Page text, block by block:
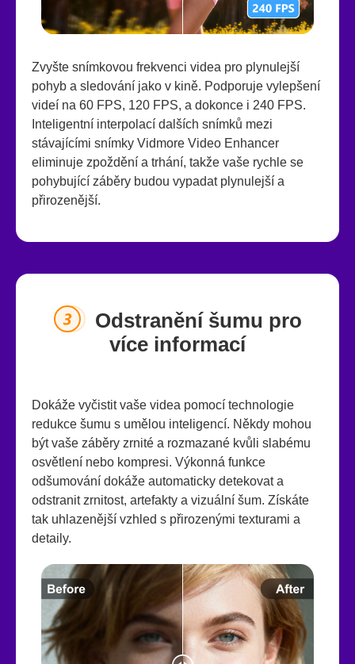
Zvyšte snímkovou frekvenci videa pro plynulejší
pohyb a sledování jako v kině. Podporuje vylepšení
videí na 60 FPS, 120 FPS, a dokonce i 240 FPS.
Inteligentní interpolací dalších snímků mezi
stávajícími snímky Vidmore Video Enhancer
eliminuje zpoždění a trhání, takže vaše rychle se
pohybující záběry budou vypadat plynulejší a
přirozenější.
Odstranění šumu pro
více informací
Dokáže vyčistit vaše videa pomocí technologie
redukce šumu s umělou inteligencí. Někdy mohou
být vaše záběry zrnité a rozmazané kvůli slabému
osvětlení nebo kompresi. Výkonná funkce
odšumování dokáže automaticky detekovat a
odstranit zrnitost, artefakty a vizuální šum. Získáte
tak uhlazenější vzhled s přirozenými texturami a
detaily.